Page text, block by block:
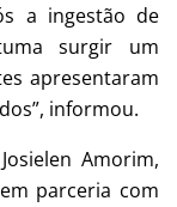
a ingestão de
surgir um
apresentaram
informou.
Amorim,
parceria com